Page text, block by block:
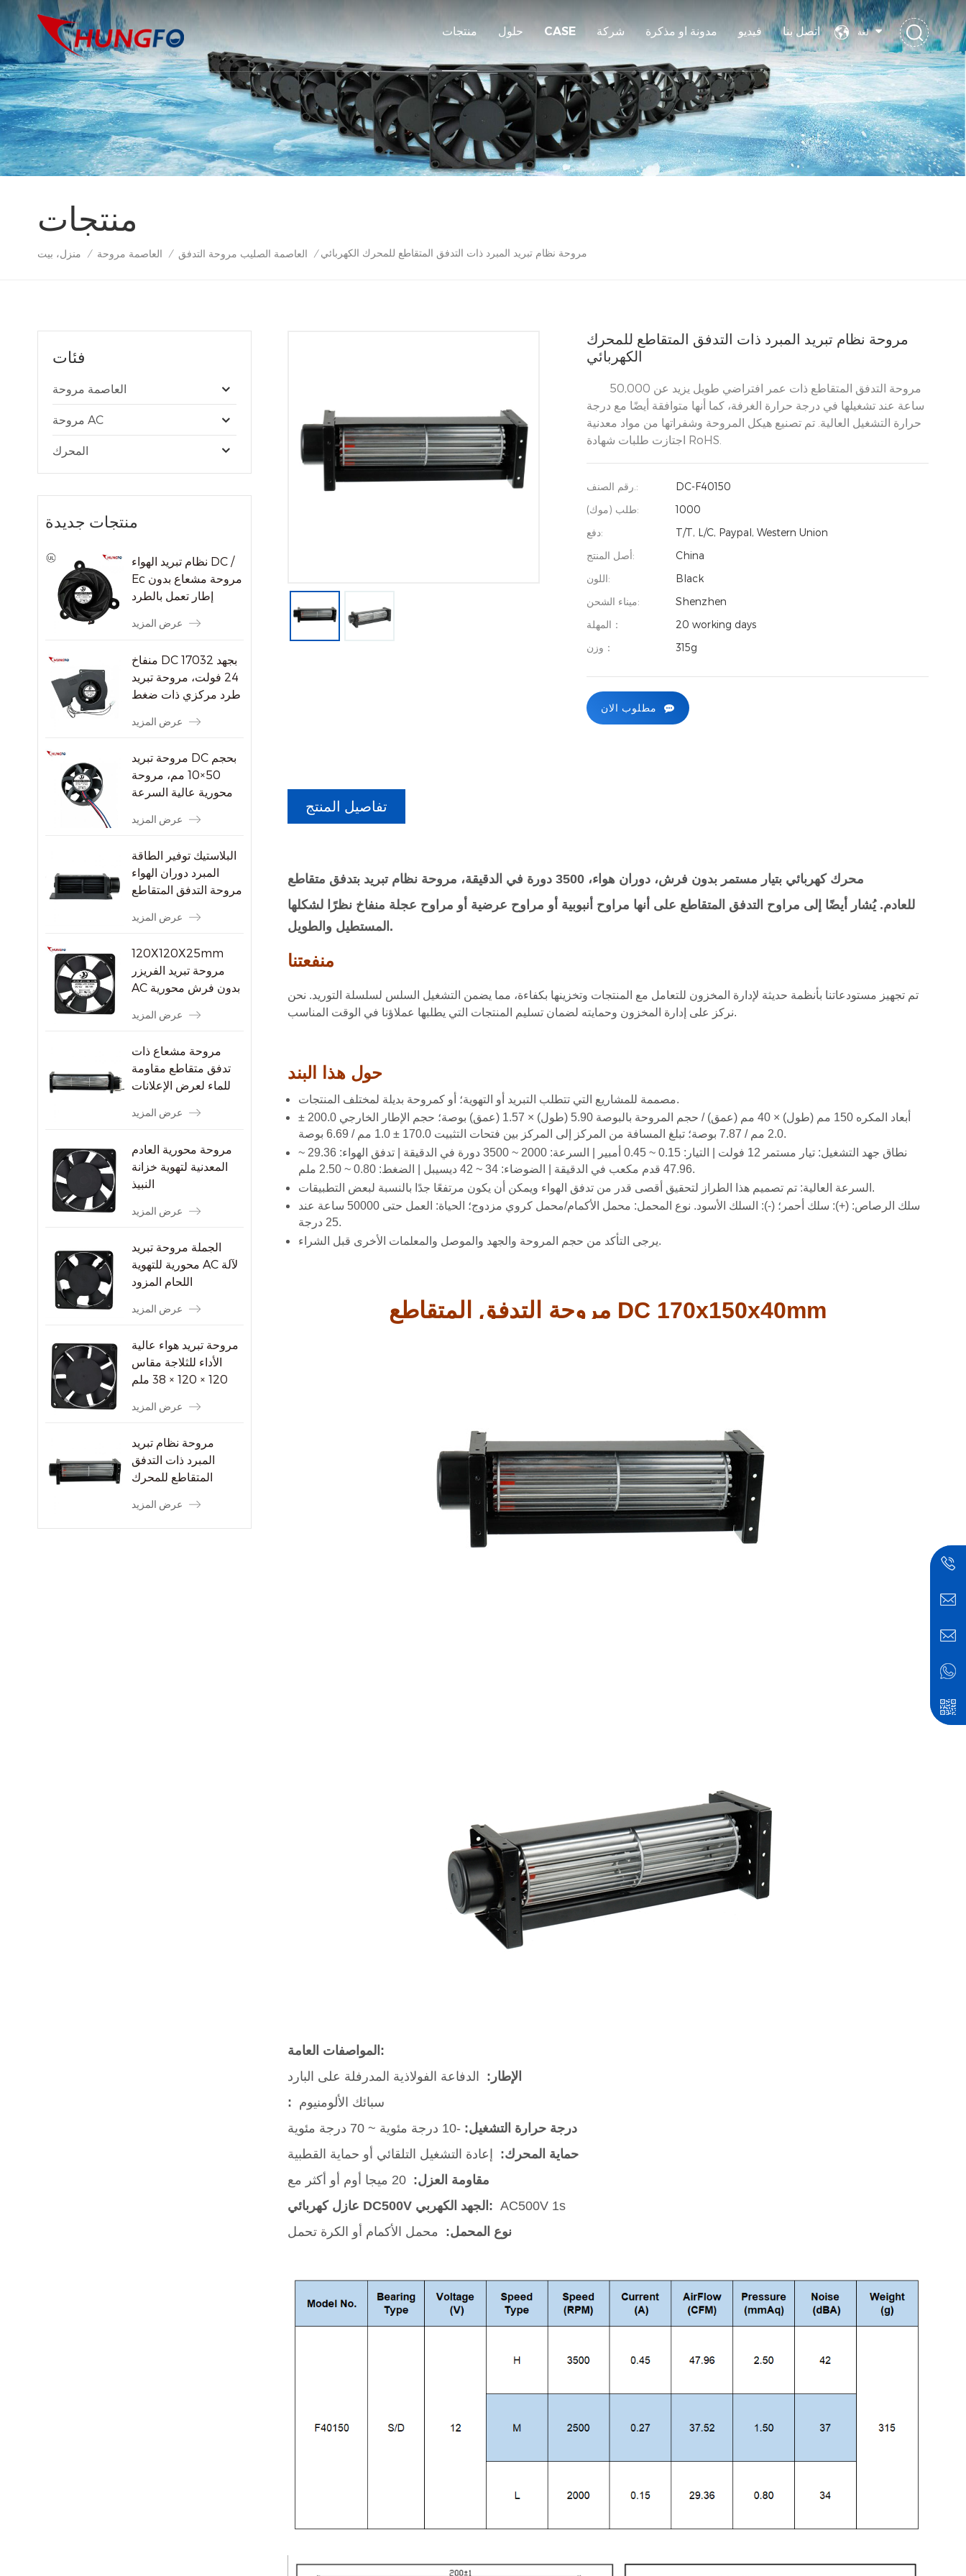
لغة منتجات حلول CASE شركة مدونة او مذكرة فيديو اتصل بنا
منتجات
منزل، بيت / العاصمة مروحة / العاصمة الصليب مروحة التدفق / مروحة نظام تبريد المبرد ذات التدفق المتقاطع للمحرك الكهربائي
فئات
العاصمة مروحة
مروحة AC
المحرك
منتجات جديدة
نظام تبريد الهواء DC /
Ec مروحة مشعاع بدون
إطار تعمل بالطرد
عرض المزيد
منفاخ DC 17032 بجهد
24 فولت، مروحة تبريد
طرد مركزي ذات ضغط
عرض المزيد
مروحة تبريد DC بحجم
50×10 مم، مروحة
محورية عالية السرعة
8000 دورة في الدقيقة
الصغيرة
عرض المزيد
البلاستيك توفير الطاقة
المبرد دوران الهواء
مروحة التدفق المتقاطع
عرض المزيد
120X120X25mm
مروحة تبريد الفريزر
AC بدون فرش محورية
عرض المزيد
مروحة مشعاع ذات
تدفق متقاطع مقاومة
للماء لعرض الإعلانات
عرض المزيد
مروحة محورية العادم
المعدنية لتهوية خزانة
النبيذ
عرض المزيد
الجملة مروحة تبريد
محورية للتهوية AC لآلة
اللحام المزود
عرض المزيد
مروحة تبريد هواء عالية
الأداء للثلاجة مقاس
120 × 120 × 38 ملم
عرض المزيد
مروحة نظام تبريد
المبرد ذات التدفق
المتقاطع للمحرك
عرض المزيد
مروحة نظام تبريد المبرد ذات التدفق المتقاطع للمحرك
الكهربائي
مروحة التدفق المتقاطع ذات عمر افتراضي طويل يزيد عن 50,000
ساعة عند تشغيلها في درجة حرارة الغرفة، كما أنها متوافقة أيضًا مع درجة
حرارة التشغيل العالية. تم تصنيع هيكل المروحة وشفراتها من مواد معدنية
اجتازت طلبات شهادة RoHS.
رقم الصنف.:
DC-F40150
طلب (موك):
1000
دفع:
T/T, L/C, Paypal, Western Union
أصل المنتج:
China
اللون:
Black
ميناء الشحن:
Shenzhen
المهلة：
20 working days
وزن：
315g
مطلوب الان
تفاصيل المنتج
محرك كهربائي بتيار مستمر بدون فرش، دوران هواء، 3500 دورة في الدقيقة، مروحة نظام تبريد بتدفق متقاطع
للعادم.يُشار أيضًا إلى مراوح التدفق المتقاطع على أنها مراوح أنبوبية أو مراوح عرضية أو مراوح عجلة منفاخ نظرًا لشكلها
المستطيل والطويل.
منفعتنا
تم تجهيز مستودعاتنا بأنظمة حديثة لإدارة المخزون للتعامل مع المنتجات وتخزينها بكفاءة، مما يضمن التشغيل السلس لسلسلة التوريد. نحن
نركز على إدارة المخزون وحمايته لضمان تسليم المنتجات التي يطلبها عملاؤنا في الوقت المناسب.
حول هذا البند
مصممة للمشاريع التي تتطلب التبريد أو التهوية؛ أو كمروحة بديلة لمختلف المنتجات.
أبعاد المكره 150 مم (طول) × 40 مم (عمق) / حجم المروحة بالبوصة 5.90 (طول) × 1.57 (عمق) بوصة؛ حجم الإطار الخارجي 200.0 ±
2.0 مم / 7.87 بوصة؛ تبلغ المسافة من المركز إلى المركز بين فتحات التثبيت 170.0 ± 1.0 مم / 6.69 بوصة.
نطاق جهد التشغيل: تيار مستمر 12 فولت | التيار: 0.15 ~ 0.45 أمبير | السرعة: 2000 ~ 3500 دورة في الدقيقة | تدفق الهواء: 29.36 ~
47.96 قدم مكعب في الدقيقة | الضوضاء: 34 ~ 42 ديسيبل | الضغط: 0.80 ~ 2.50 ملم.
السرعة العالية: تم تصميم هذا الطراز لتحقيق أقصى قدر من تدفق الهواء ويمكن أن يكون مرتفعًا جدًا بالنسبة لبعض التطبيقات.
سلك الرصاص: (+): سلك أحمر؛ (-): السلك الأسود. نوع المحمل: محمل الأكمام/محمل كروي مزدوج؛ الحياة: العمل حتى 50000 ساعة عند
25 درجة.
يرجى التأكد من حجم المروحة والجهد والموصل والمعلمات الأخرى قبل الشراء.
مروحة التدفق المتقاطع DC 170x150x40mm
المواصفات العامة:
الإطار:
الدفاعة الفولاذية المدرفلة على البارد
: سبائك الألومنيوم
درجة حرارة التشغيل: -10 درجة مئوية ~ 70 درجة مئوية
حماية المحرك: إعادة التشغيل التلقائي أو حماية القطبية
مقاومة العزل: 20 ميجا أوم أو أكثر مع
عازل كهربائي DC500V الجهد الكهربي: AC500V 1s
نوع المحمل: محمل الأكمام أو الكرة تحمل